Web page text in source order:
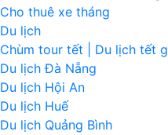
Cho thuê xe tháng
Du lịch
Chùm tour tết | Du lịch tết
Du lịch Đà Nẵng
Du lịch Hội An
Du lịch Huế
Du lịch Quảng Bình